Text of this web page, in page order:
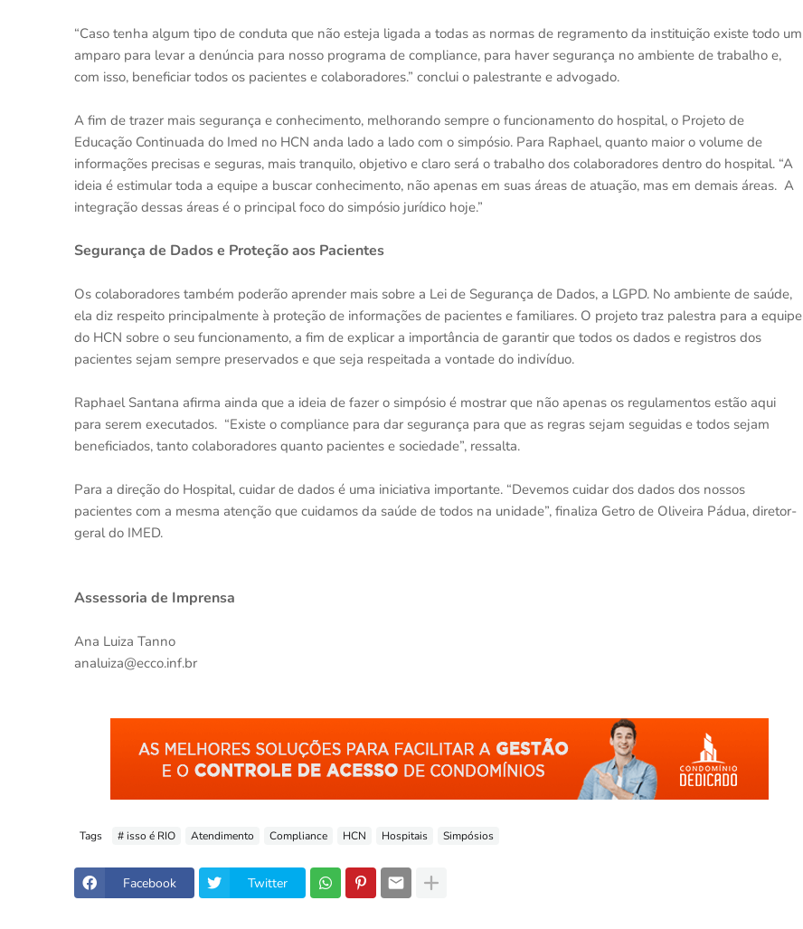
“Caso tenha algum tipo de conduta que não esteja ligada a todas as normas de regramento da instituição existe todo um
amparo para levar a denúncia para nosso programa de compliance, para haver segurança no ambiente de trabalho e,
com isso, beneficiar todos os pacientes e colaboradores.” conclui o palestrante e advogado.
A fim de trazer mais segurança e conhecimento, melhorando sempre o funcionamento do hospital, o Projeto de
Educação Continuada do Imed no HCN anda lado a lado com o simpósio. Para Raphael, quanto maior o volume de
informações precisas e seguras, mais tranquilo, objetivo e claro será o trabalho dos colaboradores dentro do hospital. “A
ideia é estimular toda a equipe a buscar conhecimento, não apenas em suas áreas de atuação, mas em demais áreas. A
integração dessas áreas é o principal foco do simpósio jurídico hoje.”
Segurança de Dados e Proteção aos Pacientes
Os colaboradores também poderão aprender mais sobre a Lei de Segurança de Dados, a LGPD. No ambiente de saúde,
ela diz respeito principalmente à proteção de informações de pacientes e familiares. O projeto traz palestra para a equipe
do HCN sobre o seu funcionamento, a fim de explicar a importância de garantir que todos os dados e registros dos
pacientes sejam sempre preservados e que seja respeitada a vontade do indivíduo.
Raphael Santana afirma ainda que a ideia de fazer o simpósio é mostrar que não apenas os regulamentos estão aqui
para serem executados. “Existe o compliance para dar segurança para que as regras sejam seguidas e todos sejam
beneficiados, tanto colaboradores quanto pacientes e sociedade”, ressalta.
Para a direção do Hospital, cuidar de dados é uma iniciativa importante. “Devemos cuidar dos dados dos nossos
pacientes com a mesma atenção que cuidamos da saúde de todos na unidade”, finaliza Getro de Oliveira Pádua, diretor-
geral do IMED.
Assessoria de Imprensa
Ana Luiza Tanno
analuiza@ecco.inf.br
Tags # isso é RIO Atendimento Compliance HCN Hospitais Simpósios
Facebook Twitter